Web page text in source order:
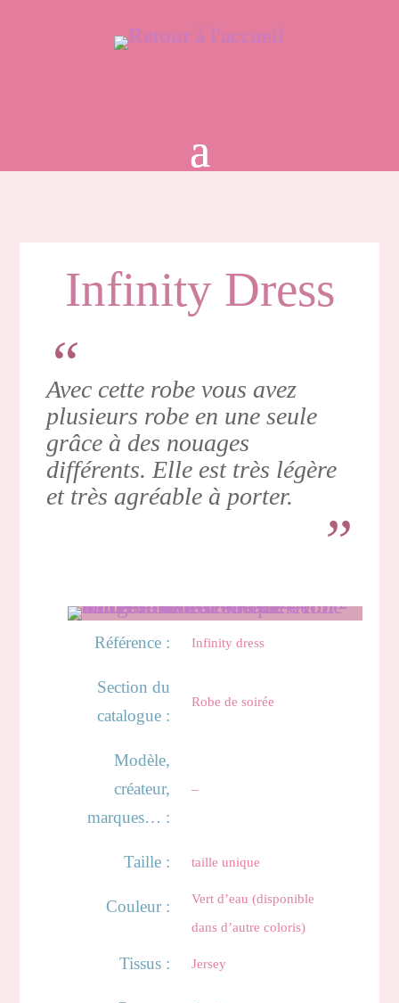
Infinity Dress
Avec cette robe vous avez
plusieurs robe en une seule
grâce à des nouages
différents. Elle est très légère
et très agréable à porter.
Référence : Infinity dress
Section du
catalogue :
Robe de soirée
Modèle,
créateur,
marques… :
–
Taille : taille unique
Couleur :
Vert d’eau (disponible
dans d’autre coloris)
Tissus : Jersey